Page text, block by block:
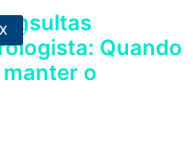
X
Quando
o